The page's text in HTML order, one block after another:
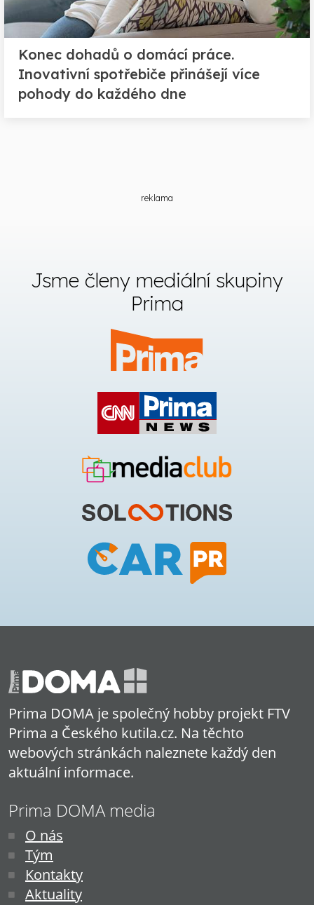
Konec dohadů o domácí práce.
Inovativní spotřebiče přinášejí více
pohody do každého dne
reklama
Jsme členy mediální skupiny
Prima
Prima DOMA je společný hobby projekt FTV
Prima a Českého kutila.cz. Na těchto
webových stránkách naleznete každý den
aktuální informace.
Prima DOMA media
O nás
Tým
Kontakty
Aktuality